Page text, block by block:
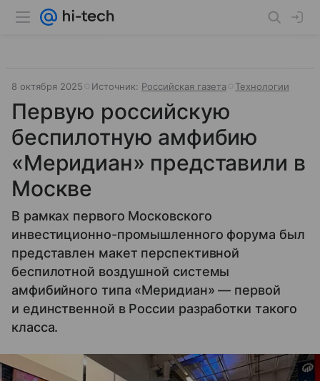
8 октября 2025 Источник: Российская газета Технологии
Первую российскую
беспилотную амфибию
«Меридиан» представили в
Москве
В рамках первого Московского
инвестиционно-промышленного форума был
представлен макет перспективной
беспилотной воздушной системы
амфибийного типа «Меридиан» — первой
и единственной в России разработки такого
класса.